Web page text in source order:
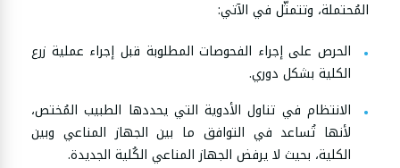
المُحتملة، وتتمثَّل في الآتي:
الحرص على إجراء الفحوصات المطلوبة قبل إجراء عملية زرع
الكلية بشكل دوري.
الانتظام في تناول الأدوية التي يحددها الطبيب المُختص،
لأنها تُساعد في التوافق ما بين الجهاز المناعي وبين
الكلية، بحيث لا يرفض الجهاز المناعي الكُلية الجديدة.